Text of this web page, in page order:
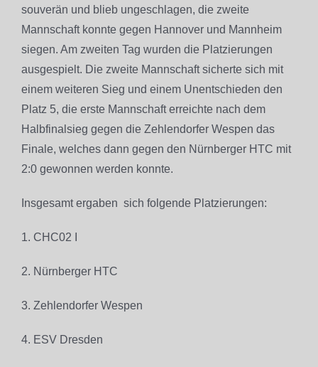
souverän und blieb ungeschlagen, die zweite
Mannschaft konnte gegen Hannover und Mannheim
siegen. Am zweiten Tag wurden die Platzierungen
ausgespielt. Die zweite Mannschaft sicherte sich mit
einem weiteren Sieg und einem Unentschieden den
Platz 5, die erste Mannschaft erreichte nach dem
Halbfinalsieg gegen die Zehlendorfer Wespen das
Finale, welches dann gegen den Nürnberger HTC mit
2:0 gewonnen werden konnte.
Insgesamt ergaben sich folgende Platzierungen:
1. CHC02 I
2. Nürnberger HTC
3. Zehlendorfer Wespen
4. ESV Dresden